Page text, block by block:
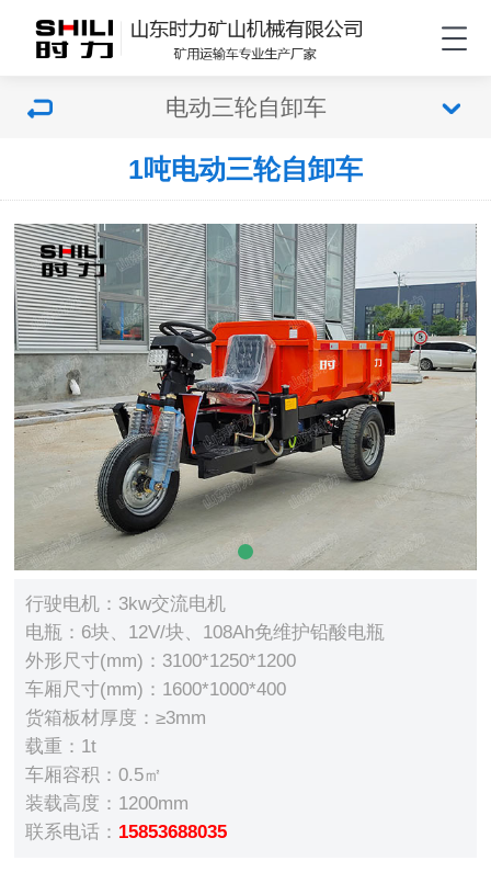
电动三轮自卸车
1吨电动三轮自卸车
行驶电机：3kw交流电机
电瓶：6块、12V/块、108Ah免维护铅酸电瓶
外形尺寸(mm)：3100*1250*1200
车厢尺寸(mm)：1600*1000*400
货箱板材厚度：≥3mm
载重：1t
车厢容积：0.5㎡
装载高度：1200mm
联系电话： 15853688035